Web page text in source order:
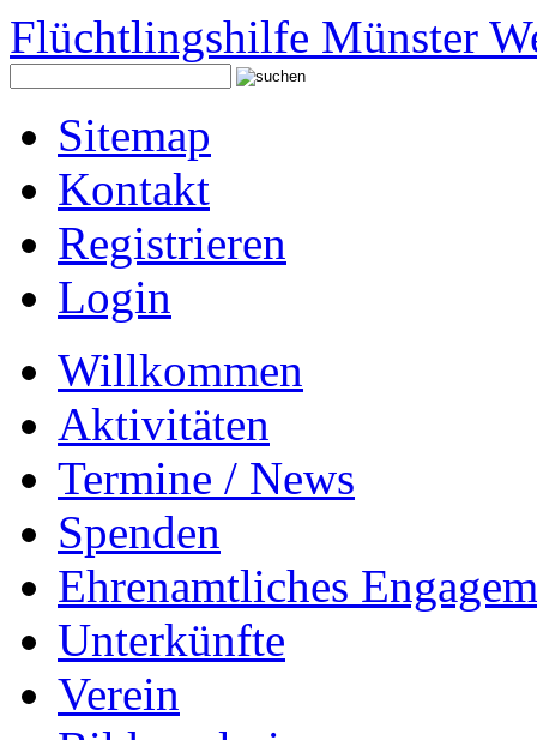
Flüchtlingshilfe Münster
Sitemap
Kontakt
Registrieren
Login
Willkommen
Aktivitäten
Termine / News
Spenden
Ehrenamtliches
Unterkünfte
Verein